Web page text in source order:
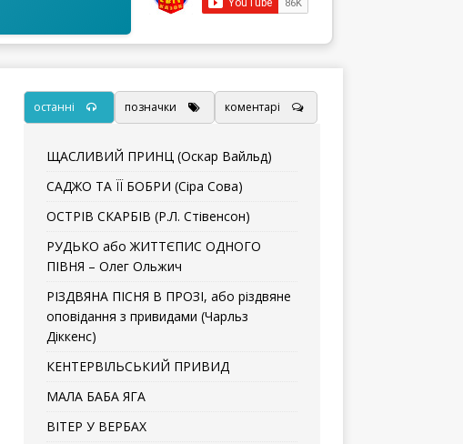
останні позначки коментарі
ЩАСЛИВИЙ ПРИНЦ (Оскар Вайльд)
САДЖО ТА ЇЇ БОБРИ (Сіра Сова)
ОСТРІВ СКАРБІВ (Р.Л. Стівенсон)
РУДЬКО або ЖИТТЄПИС ОДНОГО
ПІВНЯ – Олег Ольжич
РІЗДВЯНА ПІСНЯ В ПРОЗІ, або різдвяне
оповідання з привидами (Чарльз
Діккенс)
КЕНТЕРВІЛЬСЬКИЙ ПРИВИД
МАЛА БАБА ЯГА
ВІТЕР У ВЕРБАХ